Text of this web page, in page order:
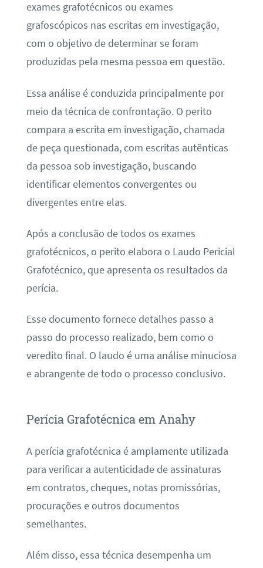
exames grafotécnicos ou exames
grafoscópicos nas escritas em investigação,
com o objetivo de determinar se foram
produzidas pela mesma pessoa em questão.
Essa análise é conduzida principalmente por
meio da técnica de confrontação. O perito
compara a escrita em investigação, chamada
de peça questionada, com escritas autênticas
da pessoa sob investigação, buscando
identificar elementos convergentes ou
divergentes entre elas.
Após a conclusão de todos os exames
grafotécnicos, o perito elabora o Laudo Pericial
Grafotécnico, que apresenta os resultados da
perícia.
Esse documento fornece detalhes passo a
passo do processo realizado, bem como o
veredito final. O laudo é uma análise minuciosa
e abrangente de todo o processo conclusivo.
Perícia Grafotécnica em Anahy
A perícia grafotécnica é amplamente utilizada
para verificar a autenticidade de assinaturas
em contratos, cheques, notas promissórias,
procurações e outros documentos
semelhantes.
Além disso, essa técnica desempenha um